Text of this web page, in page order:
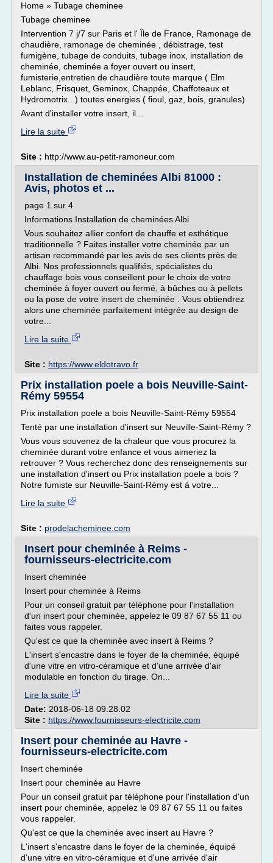
Home » Tubage cheminee
Tubage cheminee
Intervention 7 j/7 sur Paris et l' Île de France, Ramonage de
chaudière, ramonage de cheminée , débistrage, test
fumigène, tubage de conduits, tubage inox, installation de
cheminée, cheminée a foyer ouvert ou insert,
fumisterie,entretien de chaudière toute marque ( Elm
Leblanc, Frisquet, Geminox, Chappée, Chaffoteaux et
Hydromotrix...) toutes energies ( fioul, gaz, bois, granules)
Avant d'installer votre insert, il...
Lire la suite
Site : http://www.au-petit-ramoneur.com
Installation de cheminées Albi 81000 :
Avis, photos et ...
page 1 sur 4
Informations Installation de cheminées Albi
Vous souhaitez allier confort de chauffe et esthétique
traditionnelle ? Faites installer votre cheminée par un
artisan recommandé par les avis de ses clients près de
Albi. Nos professionnels qualifiés, spécialistes du
chauffage bois vous conseillent pour le choix de votre
cheminée à foyer ouvert ou fermé, à bûches ou à pellets
ou la pose de votre insert de cheminée . Vous obtiendrez
alors une cheminée parfaitement intégrée au design de
votre...
Lire la suite
Site : https://www.eldotravo.fr
Prix installation poele a bois Neuville-Saint-
Rémy 59554
Prix installation poele a bois Neuville-Saint-Rémy 59554
Tenté par une installation d'insert sur Neuville-Saint-Rémy ?
Vous vous souvenez de la chaleur que vous procurez la
cheminée durant votre enfance et vous aimeriez la
retrouver ? Vous recherchez donc des renseignements sur
une installation d'insert ou Prix installation poele a bois ?
Notre fumiste sur Neuville-Saint-Rémy est à votre...
Lire la suite
Site : prodelacheminee.com
Insert pour cheminée à Reims -
fournisseurs-electricite.com
Insert cheminée
Insert pour cheminée à Reims
Pour un conseil gratuit par téléphone pour l'installation
d'un insert pour cheminée, appelez le 09 87 67 55 11 ou
faites vous rappeler.
Qu'est ce que la cheminée avec insert à Reims ?
L'insert s'encastre dans le foyer de la cheminée, équipé
d'une vitre en vitro-céramique et d'une arrivée d'air
modulable en fonction du tirage. On...
Lire la suite
Date: 2018-06-18 09:28:02
Site : https://www.fournisseurs-electricite.com
Insert pour cheminée au Havre -
fournisseurs-electricite.com
Insert cheminée
Insert pour cheminée au Havre
Pour un conseil gratuit par téléphone pour l'installation d'un
insert pour cheminée, appelez le 09 87 67 55 11 ou faites
vous rappeler.
Qu'est ce que la cheminée avec insert au Havre ?
L'insert s'encastre dans le foyer de la cheminée, équipé
d'une vitre en vitro-céramique et d'une arrivée d'air